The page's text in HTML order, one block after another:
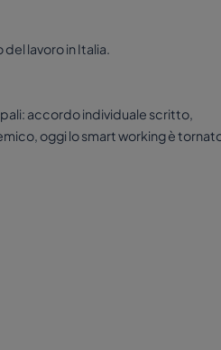
lavoro in Italia.
accordo individuale scritto,
oggi lo smart working è